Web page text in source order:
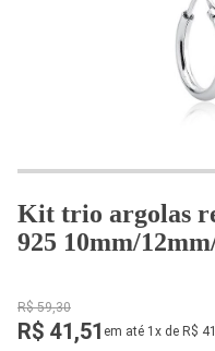
Kit trio argolas
925 10mm/
R$ 59,30
R$ 41,51 em até 1x de R$